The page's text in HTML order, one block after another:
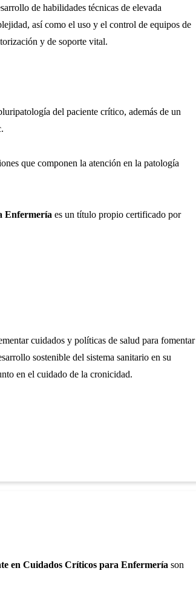
de habilidades técnicas de elevada
así como el uso y el control de equipos de
y de soporte vital.
del paciente crítico, además de un
que componen la atención en la patología
Enfermería es un título propio certificado por
cuidados y políticas de salud para fomentar
sostenible del sistema sanitario en su
en el cuidado de la cronicidad.
en Cuidados Críticos para Enfermería son